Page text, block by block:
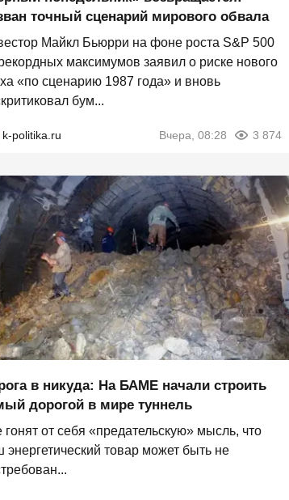
точный сценарий мирового обвала
Майкл Бьюрри на фоне роста S&P 500
максимумов заявил о риске нового
«по сценарию 1987 года» и вновь
бум...
k-politika.ru Вчера, 08:28 3 874
в никуда: На БАМЕ начали строить
дорогой в мире туннель
гонят от себя «предательскую» мысль, что
энергетический товар может быть не